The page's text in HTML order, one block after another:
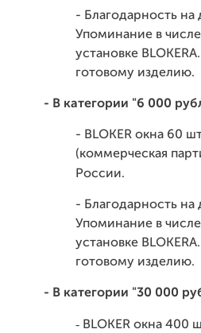
- Благодарность на
Упоминание в
установке
готовому изделию.
- В категории "6 000
- BLOKER окна 60
(коммерческая
России.
- Благодарность на
Упоминание в
установке
готовому изделию.
- В категории "30 000
- BLOKER окна 400